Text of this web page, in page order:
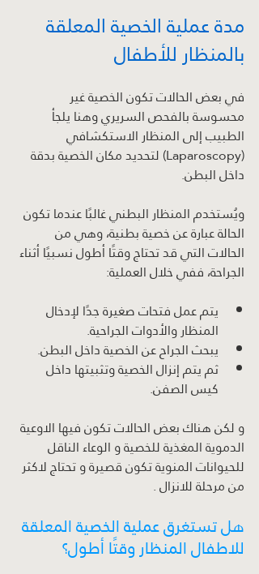
مدة عملية الخصية المعلقة
بالمنظار للأطفال
في بعض الحالات تكون الخصية غير
محسوسة بالفحص السريري وهنا يلجأ
الطبيب إلى المنظار الاستكشافي
(Laparoscopy) لتحديد مكان الخصية بدقة
داخل البطن.
ويُستخدم المنظار البطني غالبًا عندما تكون
الحالة عبارة عن خصية بطنية، وهي من
الحالات التي قد تحتاج وقتًا أطول نسبيًا أثناء
الجراحة، ففي خلال العملية:
يتم عمل فتحات صغيرة جدًا لإدخال
المنظار والأدوات الجراحية.
يبحث الجراح عن الخصية داخل البطن.
ثم يتم إنزال الخصية وتثبيتها داخل
كيس الصفن.
و لكن هناك بعض الحالات تكون فيها الاوعية
الدموية المغذية للخصية و الوعاء الناقل
للحيوانات المنوية تكون قصيرة و تحتاج لاكثر
من مرحلة للانزال .
هل تستغرق عملية الخصية المعلقة
للاطفال المنظار وقتًا أطول؟